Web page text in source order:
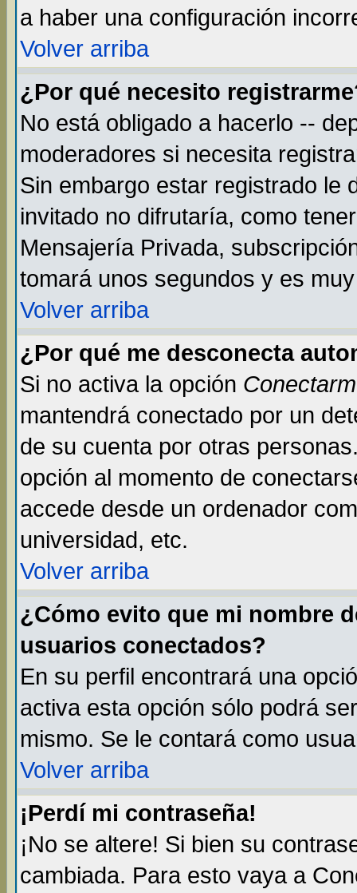
a haber una configuración
Volver arriba
¿Por qué necesito
No está obligado a hacerlo --
moderadores si necesita
Sin embargo estar registrado le
invitado no difrutaría, como
Mensajería Privada,
tomará unos segundos y es
Volver arriba
¿Por qué me desconecta
Si no activa la opción
mantendrá conectado por un
de su cuenta por otras
opción al momento de
accede desde un ordenador
universidad, etc.
Volver arriba
¿Cómo evito que mi nombre
usuarios conectados?
En su perfil encontrará una
activa esta opción sólo podrá
mismo. Se le contará como
Volver arriba
¡Perdí mi contraseña!
¡No se altere! Si bien su
cambiada. Para esto vaya a